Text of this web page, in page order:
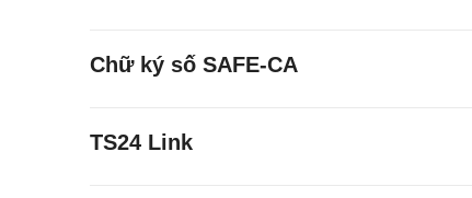
Chữ ký số SAFE-CA
TS24 Link